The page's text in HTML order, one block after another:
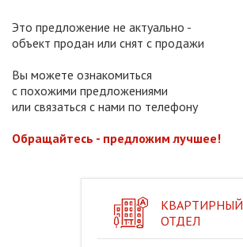
Это предложение не актуально -
объект продан или снят с продажи
Вы можете ознакомиться
с похожими предложениями
или связаться с нами по телефону
Обращайтесь - предложим лучшее!
КВАРТИРНЫЙ
ОТДЕЛ